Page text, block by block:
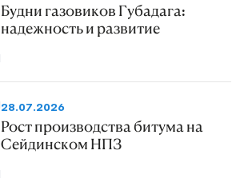
Будни газовиков Губадага:
надежность и развитие
28.07.2026
Рост производства битума на
Сейдинском НПЗ